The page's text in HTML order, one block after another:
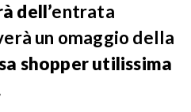
dell’entrata
un omaggio della
shopper utilissima